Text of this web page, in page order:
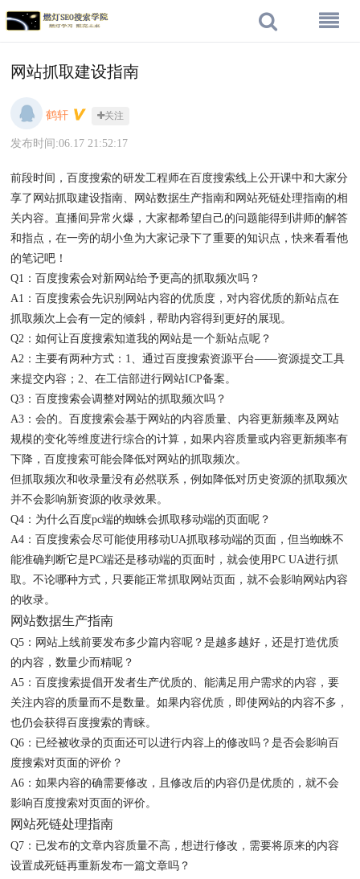
网站抓取建设指南
鹤轩 关注
发布时间:06.17 21:52:17
前段时间，百度搜索的研发工程师在百度搜索线上公开课中和大家分
享了网站抓取建设指南、网站数据生产指南和网站死链处理指南的相
关内容。直播间异常火爆，大家都希望自己的问题能得到讲师的解答
和指点，在一旁的胡小鱼为大家记录下了重要的知识点，快来看看他
的笔记吧！
Q1：百度搜索会对新网站给予更高的抓取频次吗？
A1：百度搜索会先识别网站内容的优质度，对内容优质的新站点在
抓取频次上会有一定的倾斜，帮助内容得到更好的展现。
Q2：如何让百度搜索知道我的网站是一个新站点呢？
A2：主要有两种方式：1、通过百度搜索资源平台——资源提交工具
来提交内容；2、在工信部进行网站ICP备案。
Q3：百度搜索会调整对网站的抓取频次吗？
A3：会的。百度搜索会基于网站的内容质量、内容更新频率及网站
规模的变化等维度进行综合的计算，如果内容质量或内容更新频率有
下降，百度搜索可能会降低对网站的抓取频次。
但抓取频次和收录量没有必然联系，例如降低对历史资源的抓取频次
并不会影响新资源的收录效果。
Q4：为什么百度pc端的蜘蛛会抓取移动端的页面呢？
A4：百度搜索会尽可能使用移动UA抓取移动端的页面，但当蜘蛛不
能准确判断它是PC端还是移动端的页面时，就会使用PC UA进行抓
取。不论哪种方式，只要能正常抓取网站页面，就不会影响网站内容
的收录。
网站数据生产指南
Q5：网站上线前要发布多少篇内容呢？是越多越好，还是打造优质
的内容，数量少而精呢？
A5：百度搜索提倡开发者生产优质的、能满足用户需求的内容，要
关注内容的质量而不是数量。如果内容优质，即使网站的内容不多，
也仍会获得百度搜索的青睐。
Q6：已经被收录的页面还可以进行内容上的修改吗？是否会影响百
度搜索对页面的评价？
A6：如果内容的确需要修改，且修改后的内容仍是优质的，就不会
影响百度搜索对页面的评价。
网站死链处理指南
Q7：已发布的文章内容质量不高，想进行修改，需要将原来的内容
设置成死链再重新发布一篇文章吗？